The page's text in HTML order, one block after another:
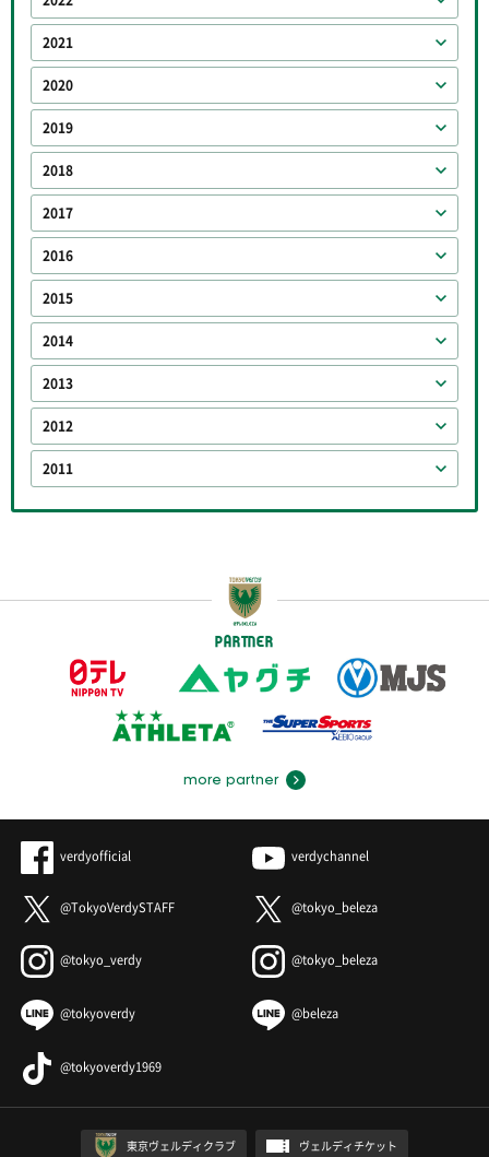
2021
2020
2019
2018
2017
2016
2015
2014
2013
2012
2011
PARTNER
more partner
verdyofficial verdychannel
@TokyoVerdySTAFF @tokyo_beleza
@tokyo_verdy @tokyo_beleza
@tokyoverdy @beleza
@tokyoverdy1969
東京ヴェルディクラブ ヴェルディチケット